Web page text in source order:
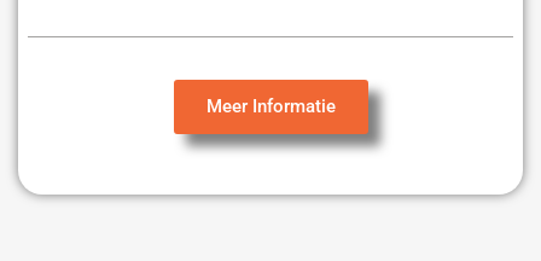
Meer Informatie